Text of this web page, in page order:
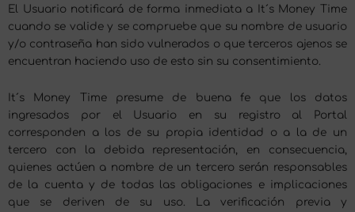
El Usuario notificará de forma inmediata a It´s Money Time
cuando se valide y se compruebe que su nombre de usuario
y/o contraseña han sido vulnerados o que terceros ajenos se
encuentran haciendo uso de esto sin su consentimiento.
It´s Money Time presume de buena fe que los datos
ingresados por el Usuario en su registro al Portal
corresponden a los de su propia identidad o a la de un
tercero con la debida representación, en consecuencia,
quienes actúen a nombre de un tercero serán responsables
de la cuenta y de todas las obligaciones e implicaciones
que se deriven de su uso. La verificación previa y